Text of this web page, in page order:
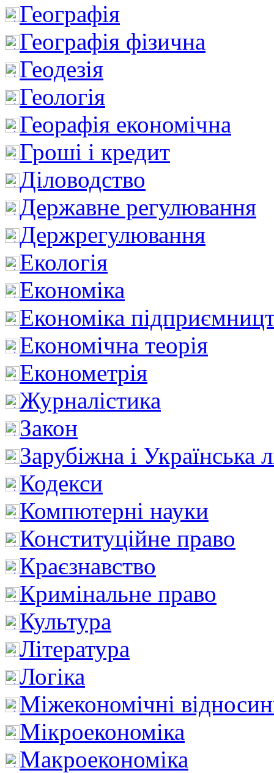
Географія
Географія фізична
Геодезія
Геологія
Георафія економічна
Гроші і кредит
Діловодство
Державне регулювання
Держрегулювання
Екологія
Економіка
Економіка
Економічна теорія
Економетрія
Журналістика
Закон
Зарубіжна і Українська
Кодекси
Компютерні науки
Конституційне право
Краєзнавство
Кримінальне право
Культура
Література
Логіка
Міжекономічні
Мікроекономіка
Макроекономіка